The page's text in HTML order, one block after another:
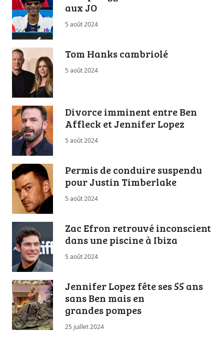
aux JO
5 août 2024
Tom Hanks cambriolé
5 août 2024
Divorce imminent entre Ben
Affleck et Jennifer Lopez
5 août 2024
Permis de conduire suspendu
pour Justin Timberlake
5 août 2024
Zac Efron retrouvé inconscient
dans une piscine à Ibiza
5 août 2024
Jennifer Lopez fête ses 55 ans
sans Ben mais en
grandes pompes
25 juillet 2024